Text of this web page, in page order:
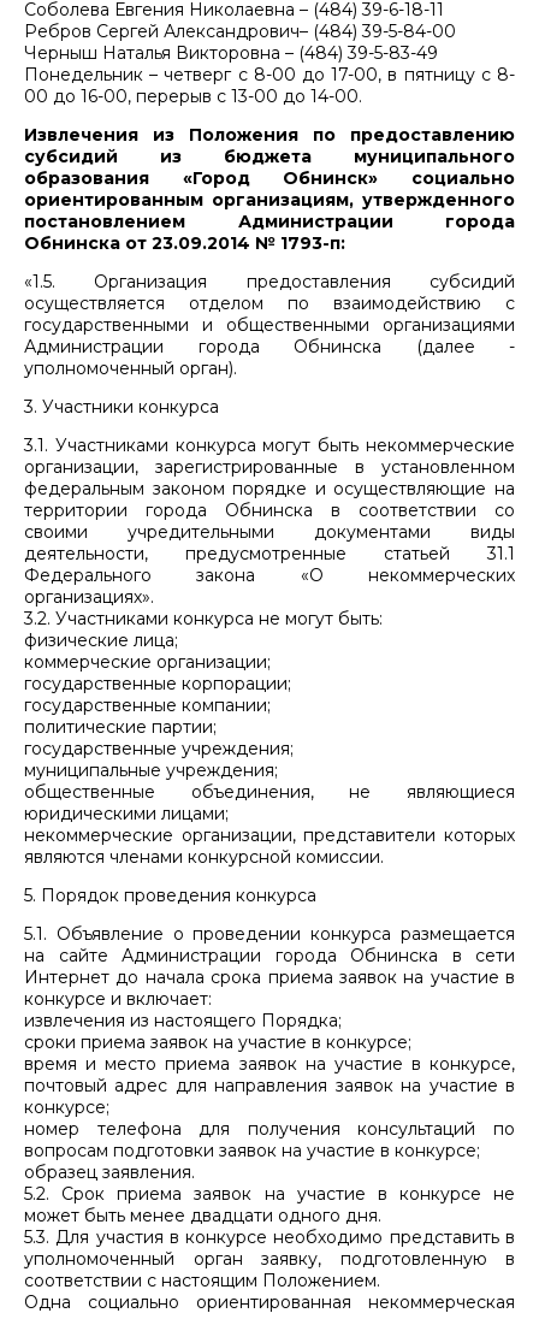
Соболева Евгения Николаевна – (484) 39-6-18-11
Ребров Сергей Александрович– (484) 39-5-84-00
Черныш Наталья Викторовна – (484) 39-5-83-49
Понедельник – четверг с 8-00 до 17-00, в пятницу с 8-
00 до 16-00, перерыв с 13-00 до 14-00.
Извлечения из Положения по предоставлению
субсидий из бюджета муниципального
образования «Город Обнинск» социально
ориентированным организациям, утвержденного
постановлением Администрации города
Обнинска от 23.09.2014 № 1793-п:
«1.5. Организация предоставления субсидий
осуществляется отделом по взаимодействию с
государственными и общественными организациями
Администрации города Обнинска (далее -
уполномоченный орган).
3. Участники конкурса
3.1. Участниками конкурса могут быть некоммерческие
организации, зарегистрированные в установленном
федеральным законом порядке и осуществляющие на
территории города Обнинска в соответствии со
своими учредительными документами виды
деятельности, предусмотренные статьей 31.1
Федерального закона «О некоммерческих
организациях».
3.2. Участниками конкурса не могут быть:
физические лица;
коммерческие организации;
государственные корпорации;
государственные компании;
политические партии;
государственные учреждения;
муниципальные учреждения;
общественные объединения, не являющиеся
юридическими лицами;
некоммерческие организации, представители которых
являются членами конкурсной комиссии.
5. Порядок проведения конкурса
5.1. Объявление о проведении конкурса размещается
на сайте Администрации города Обнинска в сети
Интернет до начала срока приема заявок на участие в
конкурсе и включает:
извлечения из настоящего Порядка;
сроки приема заявок на участие в конкурсе;
время и место приема заявок на участие в конкурсе,
почтовый адрес для направления заявок на участие в
конкурсе;
номер телефона для получения консультаций по
вопросам подготовки заявок на участие в конкурсе;
образец заявления.
5.2. Срок приема заявок на участие в конкурсе не
может быть менее двадцати одного дня.
5.3. Для участия в конкурсе необходимо представить в
уполномоченный орган заявку, подготовленную в
соответствии с настоящим Положением.
Одна социально ориентированная некоммерческая